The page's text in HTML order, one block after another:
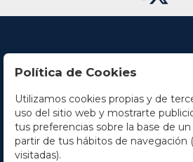
Contacto
Horario
La empresa
Política de Cookies
Utilizamos cookies propias y de
uso del sitio web y mostrarte
tus preferencias sobre la base de
partir de tus hábitos de navegación
visitadas).